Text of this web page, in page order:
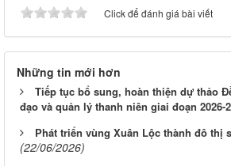
Click để đánh giá bài viết
Những tin mới hơn
Tiếp tục bổ sung, hoàn thiện dự thảo
đạo và quản lý thanh niên giai đoạn 2026-
Phát triển vùng Xuân Lộc thành đô thị
(22/06/2026)